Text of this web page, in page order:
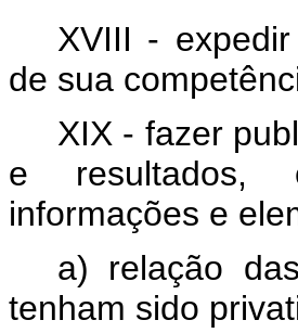
XVIII -
de sua
XIX - fazer
e resultados,
informações e
a) relação
tenham sido